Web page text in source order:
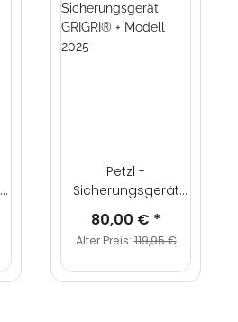
Petzl -
Sicherungsgerät
GRIGRI® + Modell
2025
80,00 € *
Alter Preis:119,95 €